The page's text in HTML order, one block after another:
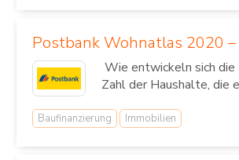
Postbank Wohnatlas 2020
Wie entwickeln sich die
Zahl der Haushalte, die
Baufinanzierung Immobilien